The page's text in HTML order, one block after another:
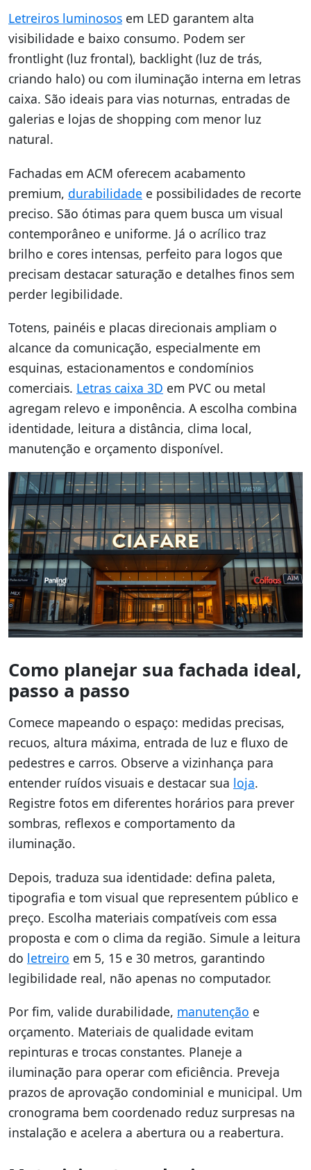
Letreiros luminosos em LED garantem alta
visibilidade e baixo consumo. Podem ser
frontlight (luz frontal), backlight (luz de trás,
criando halo) ou com iluminação interna em letras
caixa. São ideais para vias noturnas, entradas de
galerias e lojas de shopping com menor luz
natural.
Fachadas em ACM oferecem acabamento
premium, durabilidade e possibilidades de recorte
preciso. São ótimas para quem busca um visual
contemporâneo e uniforme. Já o acrílico traz
brilho e cores intensas, perfeito para logos que
precisam destacar saturação e detalhes finos sem
perder legibilidade.
Totens, painéis e placas direcionais ampliam o
alcance da comunicação, especialmente em
esquinas, estacionamentos e condomínios
comerciais. Letras caixa 3D em PVC ou metal
agregam relevo e imponência. A escolha combina
identidade, leitura a distância, clima local,
manutenção e orçamento disponível.
Como planejar sua fachada ideal,
passo a passo
Comece mapeando o espaço: medidas precisas,
recuos, altura máxima, entrada de luz e fluxo de
pedestres e carros. Observe a vizinhança para
entender ruídos visuais e destacar sua loja.
Registre fotos em diferentes horários para prever
sombras, reflexos e comportamento da
iluminação.
Depois, traduza sua identidade: defina paleta,
tipografia e tom visual que representem público e
preço. Escolha materiais compatíveis com essa
proposta e com o clima da região. Simule a leitura
do letreiro em 5, 15 e 30 metros, garantindo
legibilidade real, não apenas no computador.
Por fim, valide durabilidade, manutenção e
orçamento. Materiais de qualidade evitam
repinturas e trocas constantes. Planeje a
iluminação para operar com eficiência. Preveja
prazos de aprovação condominial e municipal. Um
cronograma bem coordenado reduz surpresas na
instalação e acelera a abertura ou a reabertura.